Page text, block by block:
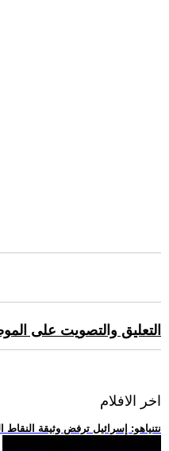
التعليق والتصويت على
اخر الافلام
.. نتنياهو: إسرائيل ترفض وثيقة النقاط الـ15 بشأن غزة التي